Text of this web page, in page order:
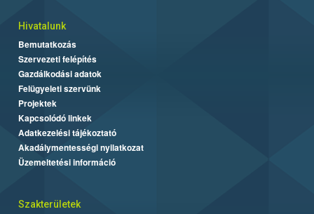
Hivatalunk
Bemutatkozás
Szervezeti felépítés
Gazdálkodási adatok
Felügyeleti szervünk
Projektek
Kapcsolódó linkek
Adatkezelési tájékoztató
Akadálymentességi nyilatkozat
Üzemeltetési információ
Szakterületek